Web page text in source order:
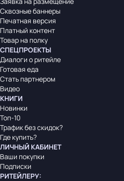
Сквозные баннеры
Печатная версия
Платный контент
Товар на полку
СПЕЦПРОЕКТЫ
Диалоги о ритейле
Готовая еда
Стать партнером
Видео
КНИГИ
Новинки
Топ-10
Трафик без скидок?
Где купить?
ЛИЧНЫЙ КАБИНЕТ
Ваши покупки
Подписки
РИТЕЙЛЕРУ: